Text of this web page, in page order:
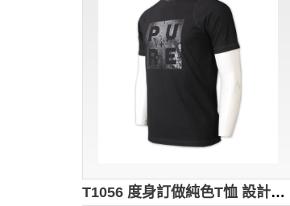
T1056 度身訂做純色T恤 設計潮流印花logo 獨家款系列 T恤製造商